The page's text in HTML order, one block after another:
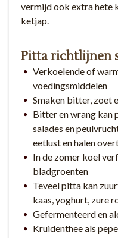
vermijd ook extra hete
ketjap.
Pitta richtlijnen
Verkoelende of
voedingsmiddelen
Smaken bitter, zoet
Bitter en wrang kan
salades en
eetlust en halen
In de zomer koel
bladgroenten
Teveel pitta kan
kaas, yoghurt, zure
Gefermenteerd en
Kruidenthee als